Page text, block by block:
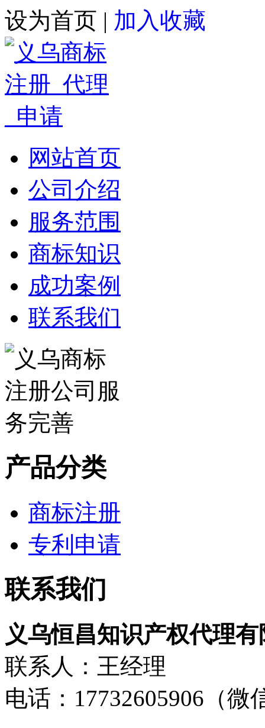
设为首页 | 加入收藏
网站首页
公司介绍
服务范围
商标知识
成功案例
联系我们
产品分类
商标注册
专利申请
联系我们
义乌恒昌知识产权代理
联系人：王经理
电话：17732605906（微